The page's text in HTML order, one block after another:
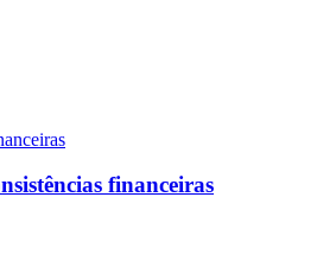
financeiras